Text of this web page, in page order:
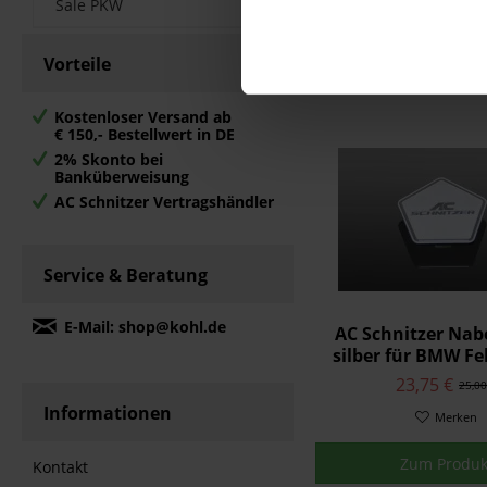
Sale PKW
Vorteile
Kostenloser Versand ab
€ 150,- Bestellwert in DE
2% Skonto bei
Banküberweisung
AC Schnitzer Vertragshändler
Service & Beratung
E-Mail: shop@kohl.de
Informationen
Kontakt
AC Schnitzer
silber für BMW
VIII
23,75 €
Merken
Zum